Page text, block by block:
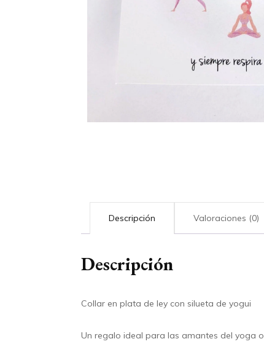
Descripción Valoraciones (0)
Descripción
Collar en plata de ley con silueta de yogui
Un regalo ideal para las amantes del yoga